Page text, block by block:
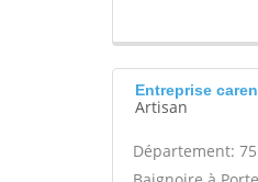
Entreprise
Artisan
Département: 75